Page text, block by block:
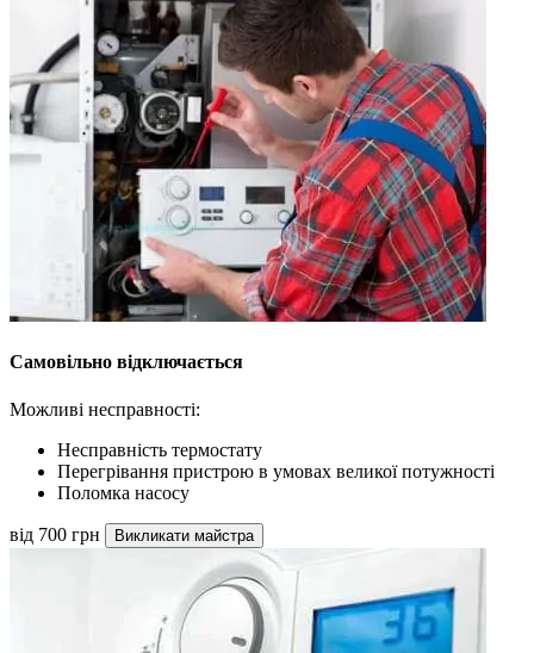
Самовільно відключається
Можливі несправності:
Несправність термостату
Перегрівання пристрою в умовах великої потужності
Поломка насосу
від 700 грн Викликати майстра